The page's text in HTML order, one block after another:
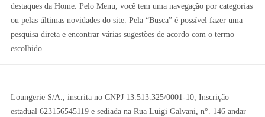
destaques da Home. Pelo Menu, você tem uma navegação por categorias
ou pelas últimas novidades do site. Pela “Busca” é possível fazer uma
pesquisa direta e encontrar várias sugestões de acordo com o termo
escolhido.
Loungerie S/A., inscrita no CNPJ 13.513.325/0001-10, Inscrição
estadual 623156545119 e sediada na Rua Luigi Galvani, n°. 146 andar